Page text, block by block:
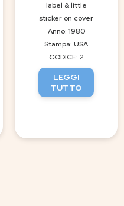
label & little
sticker on cover
Anno: 1980
Stampa: USA
CODICE: 2
LEGGI
TUTTO